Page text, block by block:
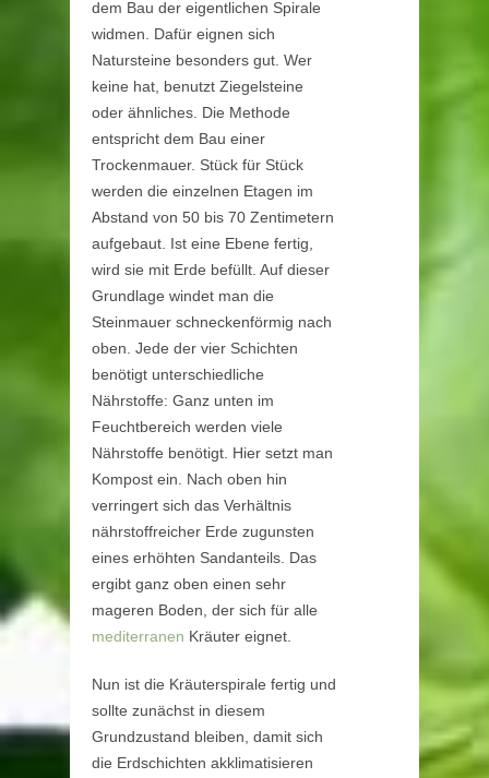
dem Bau der eigentlichen Spirale
widmen. Dafür eignen sich
Natursteine besonders gut. Wer
keine hat, benutzt Ziegelsteine
oder ähnliches. Die Methode
entspricht dem Bau einer
Trockenmauer. Stück für Stück
werden die einzelnen Etagen im
Abstand von 50 bis 70 Zentimetern
aufgebaut. Ist eine Ebene fertig,
wird sie mit Erde befüllt. Auf dieser
Grundlage windet man die
Steinmauer schneckenförmig nach
oben. Jede der vier Schichten
benötigt unterschiedliche
Nährstoffe: Ganz unten im
Feuchtbereich werden viele
Nährstoffe benötigt. Hier setzt man
Kompost ein. Nach oben hin
verringert sich das Verhältnis
nährstoffreicher Erde zugunsten
eines erhöhten Sandanteils. Das
ergibt ganz oben einen sehr
mageren Boden, der sich für alle
mediterranen Kräuter eignet.
Nun ist die Kräuterspirale fertig und
sollte zunächst in diesem
Grundzustand bleiben, damit sich
die Erdschichten akklimatisieren